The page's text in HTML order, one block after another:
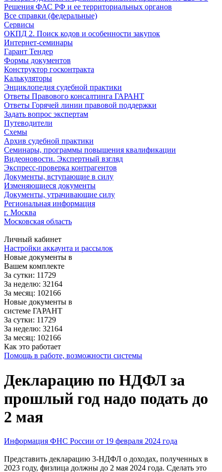
Решения ФАС РФ и ее территориальных органов
Все справки (федеральные)
Сервисы
ОКПД 2. Поиск кодов и особенности закупок
Интернет-семинары
Гарант Тендер
Формы документов
Конструктор госконтракта
Калькуляторы
Энциклопедия судебной практики
Ответы Правового консалтинга ГАРАНТ
Ответы Горячей линии правовой поддержки
Задать вопрос экспертам
Путеводители
Схемы
Архив судебной практики
Семинары, программы повышения квалификации
Видеоновости. Экспертный взгляд
Экспресс-проверка контрагентов
Документы, вступающие в силу
Изменяющиеся документы
Документы, утрачивающие силу
Региональная информация
г. Москва
Московская область
Личный кабинет
Настройки аккаунта и рассылок
Новые документы в
Вашем комплекте
За сутки: 11729
За неделю: 32164
За месяц: 102166
Новые документы в
системе ГАРАНТ
За сутки: 11729
За неделю: 32164
За месяц: 102166
Как это работает
Помощь в работе, возможности системы
Декларацию по НДФЛ за
прошлый год надо подать до
2 мая
Информация ФНС России от 19 февраля 2024 года
Представить декларацию 3-НДФЛ о доходах, полученных в
2023 году, физлица должны до 2 мая 2024 года. Сделать это